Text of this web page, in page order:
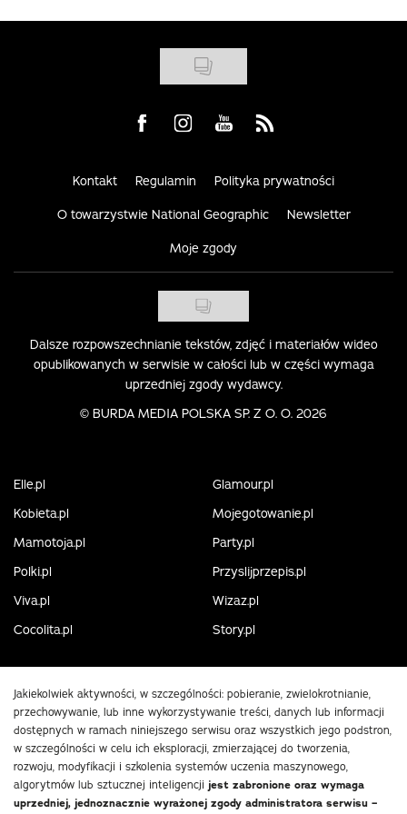
Visit us on Facebook
Visit us on Instagram
Visit us on Youtube
Visit us on Rss
Kontakt Regulamin Polityka prywatności
O towarzystwie National Geographic Newsletter
Moje zgody
Dalsze rozpowszechnianie tekstów, zdjęć i materiałów wideo
opublikowanych w serwisie w całości lub w części wymaga
uprzedniej zgody wydawcy.
© BURDA MEDIA POLSKA SP. Z O. O. 2026
Elle.pl
Glamour.pl
Kobieta.pl
Mojegotowanie.pl
Mamotoja.pl
Party.pl
Polki.pl
Przyslijprzepis.pl
Viva.pl
Wizaz.pl
Cocolita.pl
Story.pl
Jakiekolwiek aktywności, w szczególności: pobieranie, zwielokrotnianie,
przechowywanie, lub inne wykorzystywanie treści, danych lub informacji
dostępnych w ramach niniejszego serwisu oraz wszystkich jego podstron,
w szczególności w celu ich eksploracji, zmierzającej do tworzenia,
rozwoju, modyfikacji i szkolenia systemów uczenia maszynowego,
algorytmów lub sztucznej inteligencji jest zabronione oraz wymaga
uprzedniej, jednoznacznie wyrażonej zgody administratora serwisu –